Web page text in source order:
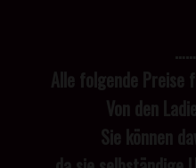
Alle folgende Preise
Von den
Sie können